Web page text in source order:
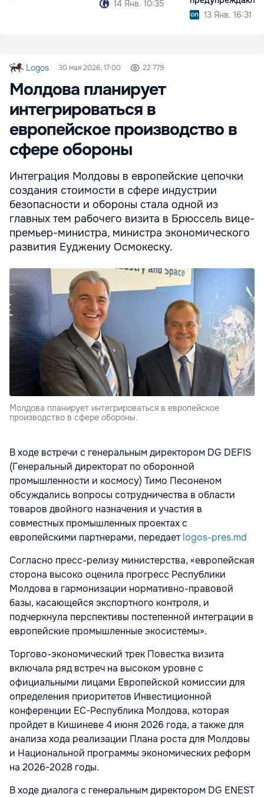
14 Янв. 10:35
рисках для
13 Янв. 16:31
Logos 30 мая 2026, 17:00 22 779
Молдова планирует
интегрироваться в
европейское производство в
сфере обороны
Интеграция Молдовы в европейские цепочки
создания стоимости в сфере индустрии
безопасности и обороны стала одной из
главных тем рабочего визита в Брюссель вице-
премьер-министра, министра экономического
развития Еуджениу Осмокеску.
Молдова планирует интегрироваться в европейское
производство в сфере обороны.
В ходе встречи с генеральным директором DG DEFIS
(Генеральный директорат по оборонной
промышленности и космосу) Тимо Песоненом
обсуждались вопросы сотрудничества в области
товаров двойного назначения и участия в
совместных промышленных проектах с
европейскими партнерами, передаетlogos-pres.md
Согласно пресс-релизу министерства, «европейская
сторона высоко оценила прогресс Республики
Молдова в гармонизации нормативно-правовой
базы, касающейся экспортного контроля, и
подчеркнула перспективы постепенной интеграции в
европейские промышленные экосистемы».
Торгово-экономический трек Повестка визита
включала ряд встреч на высоком уровне с
официальными лицами Европейской комиссии для
определения приоритетов Инвестиционной
конференции ЕС-Республика Молдова, которая
пройдет в Кишиневе 4 июня 2026 года, а также для
анализа хода реализации Плана роста для Молдовы
и Национальной программы экономических реформ
на 2026-2028 годы.
В ходе диалога с генеральным директором DG ENEST